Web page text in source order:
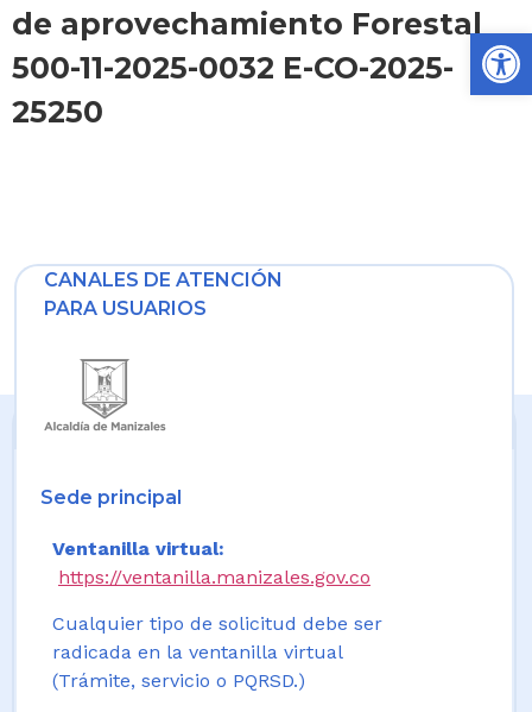
de aprovechamiento Forestal
500-11-2025-0032 E-CO-2025-
25250
CANALES DE ATENCIÓN
PARA USUARIOS
Sede principal
Ventanilla virtual:
https://ventanilla.manizales.gov.co
Cualquier tipo de solicitud debe ser
radicada en la ventanilla virtual
(Trámite, servicio o PQRSD.)